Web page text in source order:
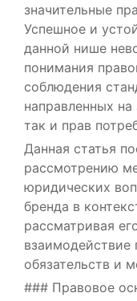
значительные
Успешное и
данной нише
понимания
соблюдения
направленных
так и прав
Данная статья
рассмотрению
юридических
бренда в
рассматривая
обязательств и
### Правовое